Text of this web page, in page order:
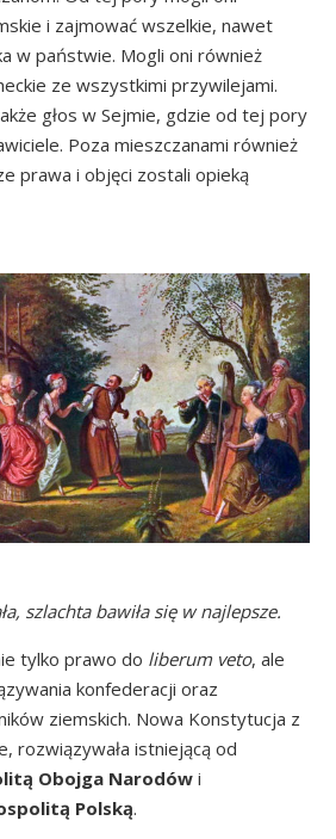
i zajmować wszelkie, nawet
w państwie. Mogli oni również
ze wszystkimi przywilejami.
głos w Sejmie, gdzie od tej pory
Poza mieszczanami również
prawa i objęci zostali opieką
szlachta bawiła się w najlepsze.
tylko prawo do liberum veto, ale
konfederacji oraz
ziemskich. Nowa Konstytucja z
rozwiązywała istniejącą od
Obojga Narodówi
Polską.